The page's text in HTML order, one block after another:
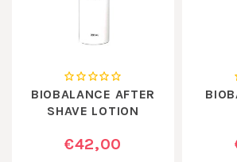
BIOBALANCE AFTER
SHAVE LOTION
€42,00